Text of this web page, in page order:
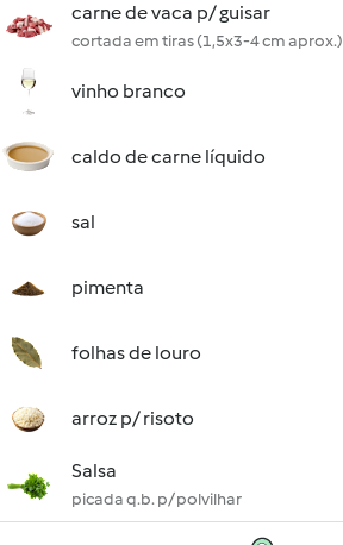
carne de vaca p/ guisar
cortada em tiras (1,5x3-4 cm aprox.)
vinho branco
caldo de carne líquido
sal
pimenta
folhas de louro
arroz p/ risoto
Salsa
picada q.b. p/ polvilhar